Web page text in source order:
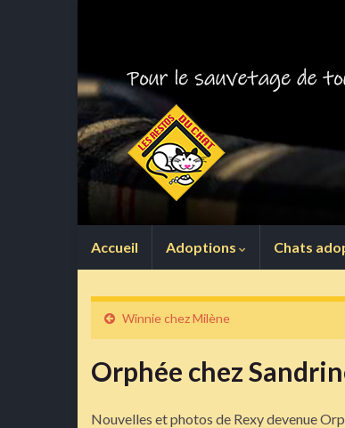
Accueil Adoptions Chats
Winnie chez Milène
Orphée chez
Nouvelles et photos de Rexy devenue